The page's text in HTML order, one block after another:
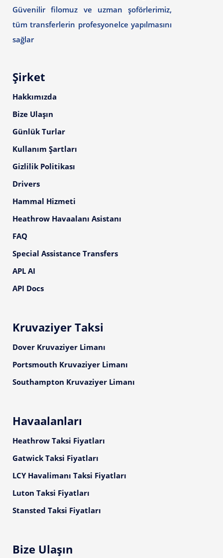
Güvenilir filomuz ve uzman şoförlerimiz,
tüm transferlerin profesyonelce yapılmasını
sağlar
Şirket
Hakkımızda
Bize Ulaşın
Günlük Turlar
Kullanım Şartları
Gizlilik Politikası
Drivers
Hammal Hizmeti
Heathrow Havaalanı Asistanı
FAQ
Special Assistance Transfers
APL AI
API Docs
Kruvaziyer Taksi
Dover Kruvaziyer Limanı
Portsmouth Kruvaziyer Limanı
Southampton Kruvaziyer Limanı
Havaalanları
Heathrow Taksi Fiyatları
Gatwick Taksi Fiyatları
LCY Havalimanı Taksi Fiyatları
Luton Taksi Fiyatları
Stansted Taksi Fiyatları
Bize Ulaşın